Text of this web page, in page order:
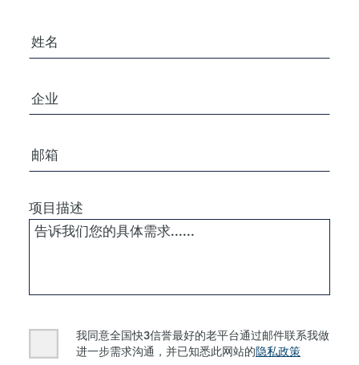
您的姓名
公司/组织
电子邮箱
项目描述
Consent
我同意全国快3信誉最好的老平台通过邮件联系我做
进一步需求沟通，并已知悉此网站的隐私政策